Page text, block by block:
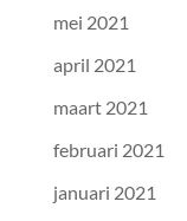
mei 2021
april 2021
maart 2021
februari 2021
januari 2021